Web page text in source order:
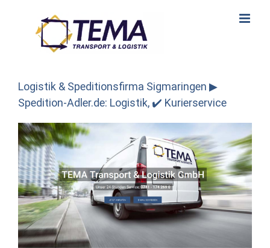
Logistik & Speditionsfirma Sigmaringen ▶︎
Spedition-Adler.de: Logistik, ✔️ Kurierservice